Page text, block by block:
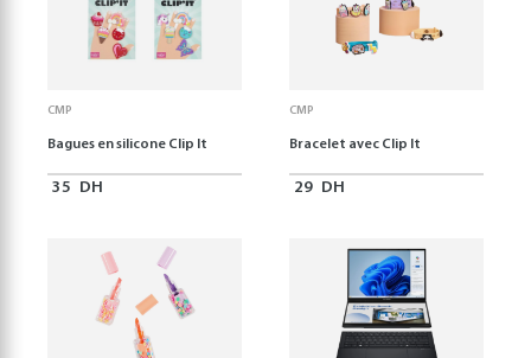
CMP
Bagues en silicone Clip It
35 DH
CMP
Bracelet avec Clip It
29 DH